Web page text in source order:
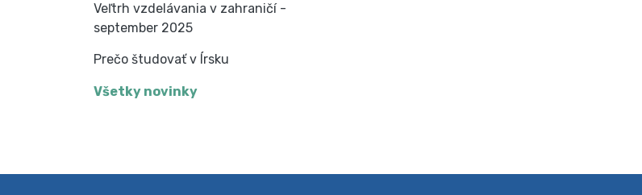
Veľtrh vzdelávania v zahraničí -
september 2025
Prečo študovať v Írsku
Všetky novinky